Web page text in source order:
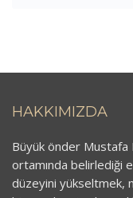
HAKKIMIZDA
Büyük önder Mustafa
ortamında belirlediği
düzeyini yükseltmek,